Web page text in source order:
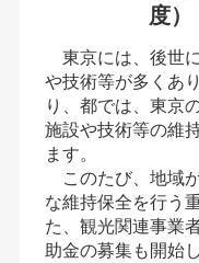
度）
東京には、後世
や技術等が多くあ
り、都では、東京
施設や技術等の維
ます。
このたび、地域
な維持保全を行う
た、観光関連事業
助金の募集も開始し